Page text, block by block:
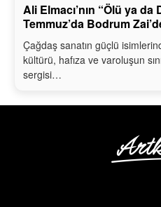
Ali Elmacı’nın “Ölü ya
Temmuz’da Bodrum
Çağdaş sanatın güçlü
kültürü, hafıza ve varoluşun
sergisi…